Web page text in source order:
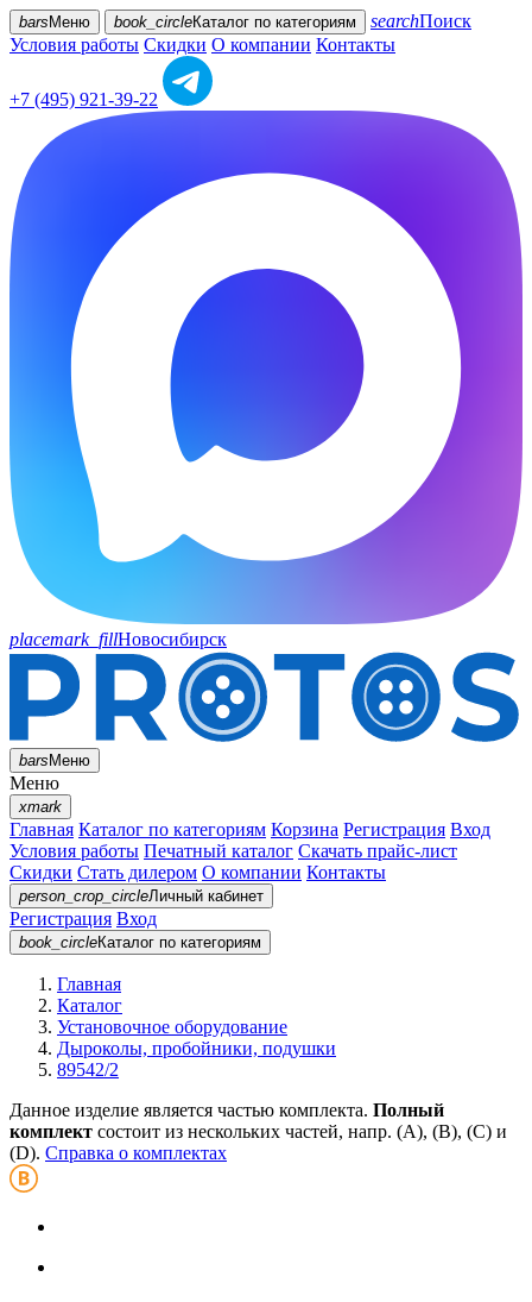
bars Меню book_circleКаталог по категориям searchПоиск
Условия работы Скидки О компании Контакты
+7 (495) 921-39-22
placemark_fillНовосибирск
barsМеню
Меню
xmark
Главная Каталог по категориям Корзина Регистрация Вход
Условия работы Печатный каталог Скачать прайс-лист
Скидки Стать дилером О компании Контакты
person_crop_circleЛичный кабинет
Регистрация Вход
book_circleКаталог по категориям
Главная
Каталог
Установочное оборудование
Дыроколы, пробойники, подушки
89542/2
Данное изделие является частью комплекта. Полный
комплект состоит из нескольких частей, напр. (А), (B), (С) и
(D). Справка о комплектах